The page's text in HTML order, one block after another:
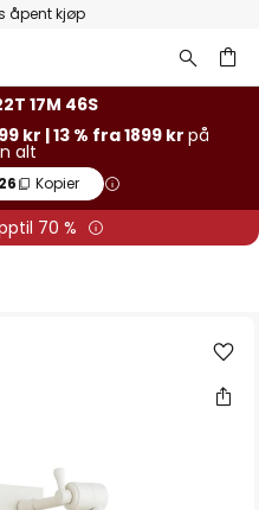
åpent kjøp
17M 46S
kr | 13 % fra 1899 krpå
alt
Kopier
70 %